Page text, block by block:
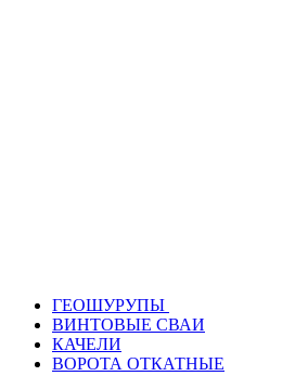
ГЕОШУРУПЫ
ВИНТОВЫЕ СВАИ
КАЧЕЛИ
ВОРОТА ОТКАТНЫЕ